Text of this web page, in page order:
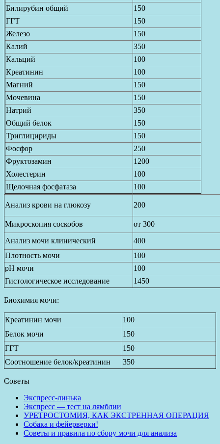
Билирубин общий
150
ГГТ
150
Железо
150
Калий
350
Кальций
100
Креатинин
100
Магний
150
Мочевина
150
Натрий
350
Общий белок
150
Триглицириды
150
Фосфор
250
Фруктозамин
1200
Холестерин
100
Щелочная фосфатаза
100
Анализ крови на глюкозу 200
Микроскопия соскобов
от 300
Анализ мочи клинический
400
Плотность мочи
100
рН мочи
100
Гистологическое исследование
1450
Биохимия мочи:
Креатинин мочи
100
Белок мочи
150
ГГТ
150
Соотношение белок/креатинин
350
Советы
Экспресс-линька
Экспресс — тест на лямблии
УРЕТРОСТОМИЯ, КАК ЭКСТРЕННАЯ ОПЕРАЦИЯ
Собака и фейерверки!
Советы и правила по сбору мочи для анализа